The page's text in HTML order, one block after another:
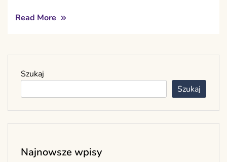
Read More
Szukaj
Szukaj
Najnowsze wpisy